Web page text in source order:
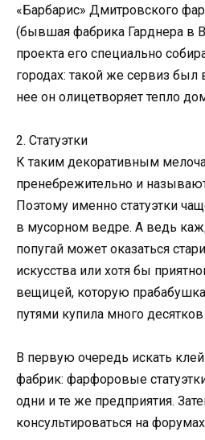
«Барбарис» Дмитровского
(бывшая фабрика Гарднера в
проекта его специально
городах: такой же сервиз был
нее он олицетворяет тепло
2. Статуэтки
К таким декоративным
пренебрежительно и
Поэтому именно статуэтки
в мусорном ведре. А ведь
попугай может оказаться
искусства или хотя бы
вещицей, которую
путями купила много десятков
В первую очередь искать
фабрик: фарфоровые
одни и те же предприятия.
консультироваться на